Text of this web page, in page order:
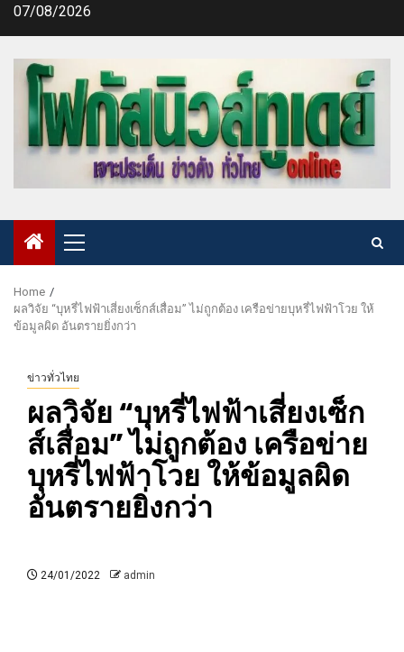
Skip07/08/2026
Primary
Menu
Home
ผลวิจัย “บุหรี่ไฟฟ้าเสี่ยงเซ็กส์เสื่อม” ไม่ถูกต้อง เครือข่ายบุหรี่ไฟฟ้าโวย ให้
ข้อมูลผิด อันตรายยิ่งกว่า
ข่าวทั่วไทย
ผลวิจัย “บุหรี่ไฟฟ้าเสี่ยงเซ็ก
ส์เสื่อม” ไม่ถูกต้อง เครือข่าย
บุหรี่ไฟฟ้าโวย ให้ข้อมูลผิด
อันตรายยิ่งกว่า
24/01/2022 admin